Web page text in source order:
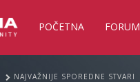
POČETNA FORUM
NAJVAŽNIJE SPOREDNE STVARI